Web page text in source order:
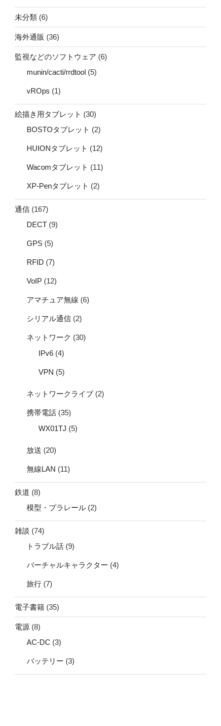
未分類 (6)
海外通販 (36)
監視などのソフトウェア (6)
munin/cacti/rrdtool (5)
vROps (1)
絵描き用タブレット (30)
BOSTOタブレット (2)
HUIONタブレット (12)
Wacomタブレット (11)
XP-Penタブレット (2)
通信 (167)
DECT (9)
GPS (5)
RFID (7)
VoIP (12)
アマチュア無線 (6)
シリアル通信 (2)
ネットワーク (30)
IPv6 (4)
VPN (5)
ネットワークライブ (2)
携帯電話 (35)
WX01TJ (5)
放送 (20)
無線LAN (11)
鉄道 (8)
模型・プラレール (2)
雑談 (74)
トラブル話 (9)
バーチャルキャラクター (4)
旅行 (7)
電子書籍 (35)
電源 (8)
AC-DC (3)
バッテリー (3)